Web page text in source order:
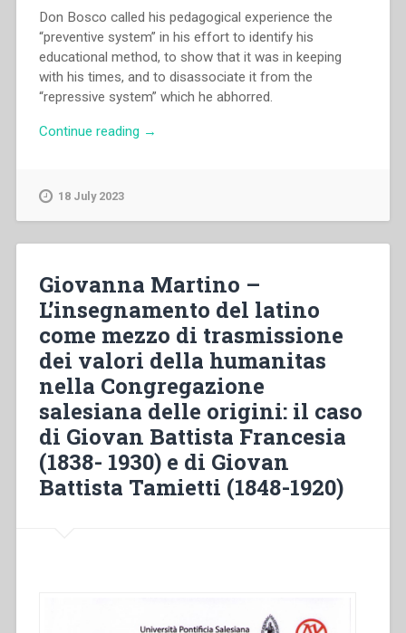
Don Bosco called his pedagogical experience the
“preventive system” in his effort to identify his
educational method, to show that it was in keeping
with his times, and to disassociate it from the
“repressive system” which he abhorred.
Continue reading “Peter
alternative
perspective
for
communication
age”
→
18 July 2023
Giovanna Martino –
L’insegnamento del latino
come mezzo di trasmissione
dei valori della humanitas
nella Congregazione
salesiana delle origini: il caso
di Giovan Battista Francesia
(1838- 1930) e di Giovan
Battista Tamietti (1848-1920)